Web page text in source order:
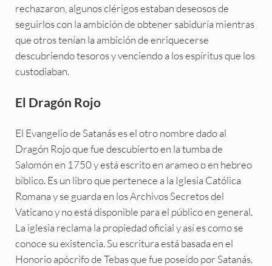
rechazaron, algunos clérigos estaban deseosos de
seguirlos con la ambición de obtener sabiduría mientras
que otros tenían la ambición de enriquecerse
descubriendo tesoros y venciendo a los espíritus que los
custodiaban.
El Dragón Rojo
El Evangelio de Satanás es el otro nombre dado al
Dragón Rojo que fue descubierto en la tumba de
Salomón en 1750 y está escrito en arameo o en hebreo
bíblico. Es un libro que pertenece a la Iglesia Católica
Romana y se guarda en los Archivos Secretos del
Vaticano y no está disponible para el público en general.
La iglesia reclama la propiedad oficial y así es como se
conoce su existencia. Su escritura está basada en el
Honorio apócrifo de Tebas que fue poseído por Satanás.